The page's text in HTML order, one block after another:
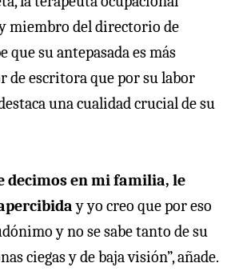
miembro del directorio de
que su antepasada es más
de escritora que por su labor
una cualidad crucial de su
decimos en mi familia, le
y yo creo que por eso
y no se sabe tanto de su
ciegas y de baja visión”, añade.